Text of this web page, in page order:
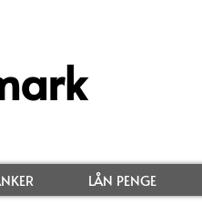
LÅN PENGE